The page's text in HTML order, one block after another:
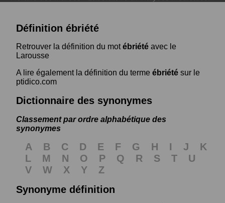
Définition ébriété
Retrouver la définition du motébriété avec le
Larousse
A lire également la définition du terme ébriété sur le
ptidico.com
Dictionnaire des synonymes
Classement par ordre alphabétique des
synonymes
A B C D E F G H I J
K
L
M N O P Q R S T
U
V
W X Y
Z
Synonyme définition